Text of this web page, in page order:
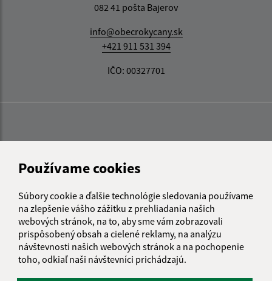
Používame cookies
Súbory cookie a ďalšie technológie sledovania používame
na zlepšenie vášho zážitku z prehliadania našich
webových stránok, na to, aby sme vám zobrazovali
prispôsobený obsah a cielené reklamy, na analýzu
návštevnosti našich webových stránok a na pochopenie
toho, odkiaľ naši návštevníci prichádzajú.
082 41 pošta Bajerov
info@obecrokycany.sk
+421 911 531 394
IČO: 00327701